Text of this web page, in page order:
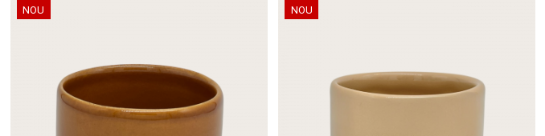
NOU NOU